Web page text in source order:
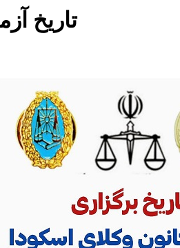
تاریخ